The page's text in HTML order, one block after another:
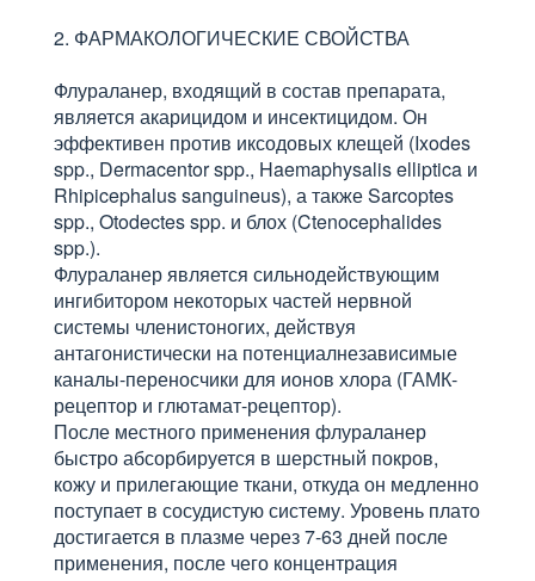
2. ФАРМАКОЛОГИЧЕСКИЕ СВОЙСТВА
Флураланер, входящий в состав препарата,
является акарицидом и инсектицидом. Он
эффективен против иксодовых клещей (Ixodes
spp., Dermacentor spp., Haemaphysalis elliptica и
Rhipicephalus sanguineus), а также Sarcoptes
spp., Otodectes spp. и блох (Ctenocephalides
spp.).
Флураланер является сильнодействующим
ингибитором некоторых частей нервной
системы членистоногих, действуя
антагонистически на потенциалнезависимые
каналы-переносчики для ионов хлора (ГАМК-
рецептор и глютамат-рецептор).
После местного применения флураланер
быстро абсорбируется в шерстный покров,
кожу и прилегающие ткани, откуда он медленно
поступает в сосудистую систему. Уровень плато
достигается в плазме через 7-63 дней после
применения, после чего концентрация